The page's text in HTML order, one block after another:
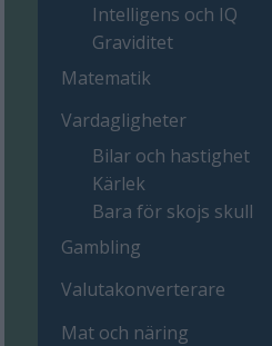
Intelligens och IQ
Graviditet
Matematik
Vardagligheter
Bilar och hastighet
Kärlek
Bara för skojs skull
Gambling
Valutakonverterare
Mat och näring